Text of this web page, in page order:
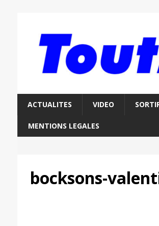
ACTUALITES VIDEO
MENTIONS LEGALES
bocksons-